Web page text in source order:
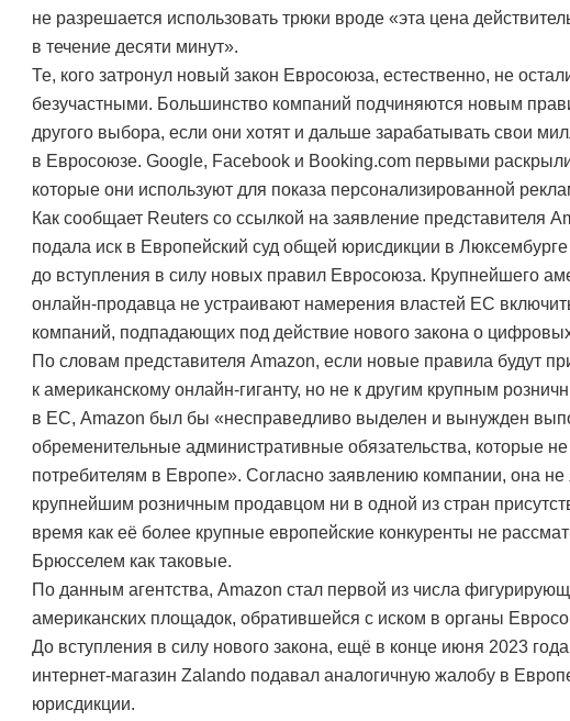
не разрешается использовать трюки вроде «эта цена
в течение десяти минут».
Те, кого затронул новый закон Евросоюза, естественно, не
безучастными. Большинство компаний подчиняются новым
другого выбора, если они хотят и дальше зарабатывать свои
в Евросоюзе. Google, Facebook и Booking.com первыми
которые они используют для показа персонализированной
Как сообщает Reuters со ссылкой на заявление представителя
подала иск в Европейский суд общей юрисдикции в
до вступления в силу новых правил Евросоюза. Крупнейшего
онлайн-продавца не устраивают намерения властей ЕС
компаний, подпадающих под действие нового закона о цифровых
По словам представителя Amazon, если новые правила будут
к американскому онлайн-гиганту, но не к другим крупным
в ЕС, Amazon был бы «несправедливо выделен и вынужден
обременительные административные обязательства, которые
потребителям в Европе». Согласно заявлению компании, она не
крупнейшим розничным продавцом ни в одной из стран
время как её более крупные европейские конкуренты не
Брюсселем как таковые.
По данным агентства, Amazon стал первой из числа
американских площадок, обратившейся с иском в органы
До вступления в силу нового закона, ещё в конце июня 2023
интернет-магазин Zalando подавал аналогичную жалобу в
юрисдикции.